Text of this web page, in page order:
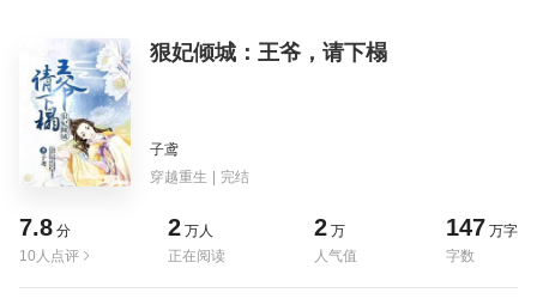
狠妃倾城：王爷，请下榻
子鸢
穿越重生 | 完结
7.8 分
10人点评
2 万人
正在阅读
2 万
人气值
147 万字
字数